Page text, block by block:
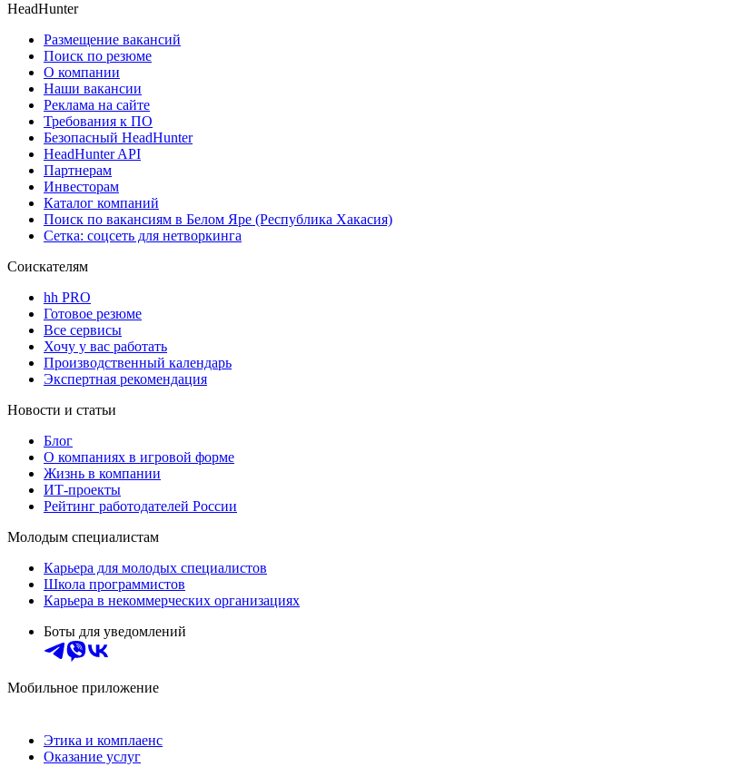
HeadHunter
Размещение вакансий
Поиск по резюме
О компании
Наши вакансии
Реклама на сайте
Требования к ПО
Безопасный HeadHunter
HeadHunter API
Партнерам
Инвесторам
Каталог компаний
Поиск по вакансиям в Белом Яре (Республика Хакасия)
Сетка: соцсеть для нетворкинга
Соискателям
hh PRO
Готовое резюме
Все сервисы
Хочу у вас работать
Производственный календарь
Экспертная рекомендация
Новости и статьи
Блог
О компаниях в игровой форме
Жизнь в компании
ИТ-проекты
Рейтинг работодателей России
Молодым специалистам
Карьера для молодых специалистов
Школа программистов
Карьера в некоммерческих организациях
Боты для уведомлений
Мобильное приложение
Этика и комплаенс
Оказание услуг